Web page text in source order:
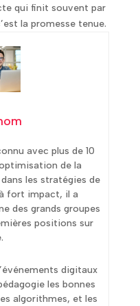
qui finit souvent par
la promesse tenue.
avec plus de 10
de la
les stratégies de
fort impact, il a
des grands groupes
positions sur
digitaux
les bonnes
algorithmes, et les